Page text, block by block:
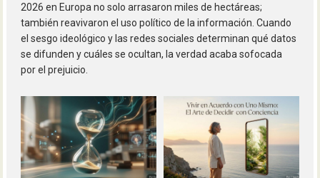
2026 en Europa no solo arrasaron miles de hectáreas;
también reavivaron el uso político de la información. Cuando
el sesgo ideológico y las redes sociales determinan qué datos
se difunden y cuáles se ocultan, la verdad acaba sofocada
por el prejuicio.